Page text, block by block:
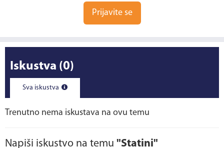
Prijavite se
Iskustva (0)
Sva iskustva
Trenutno nema iskustava na ovu temu
Napiši iskustvo na temu "Statini"